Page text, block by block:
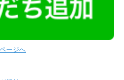
ージへ